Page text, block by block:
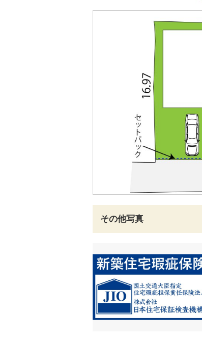
その他写真